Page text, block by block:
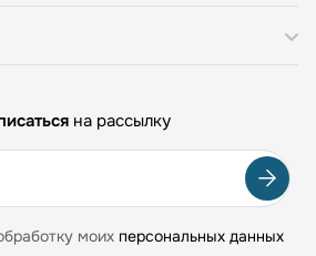
на рассылку
моих персональных данных